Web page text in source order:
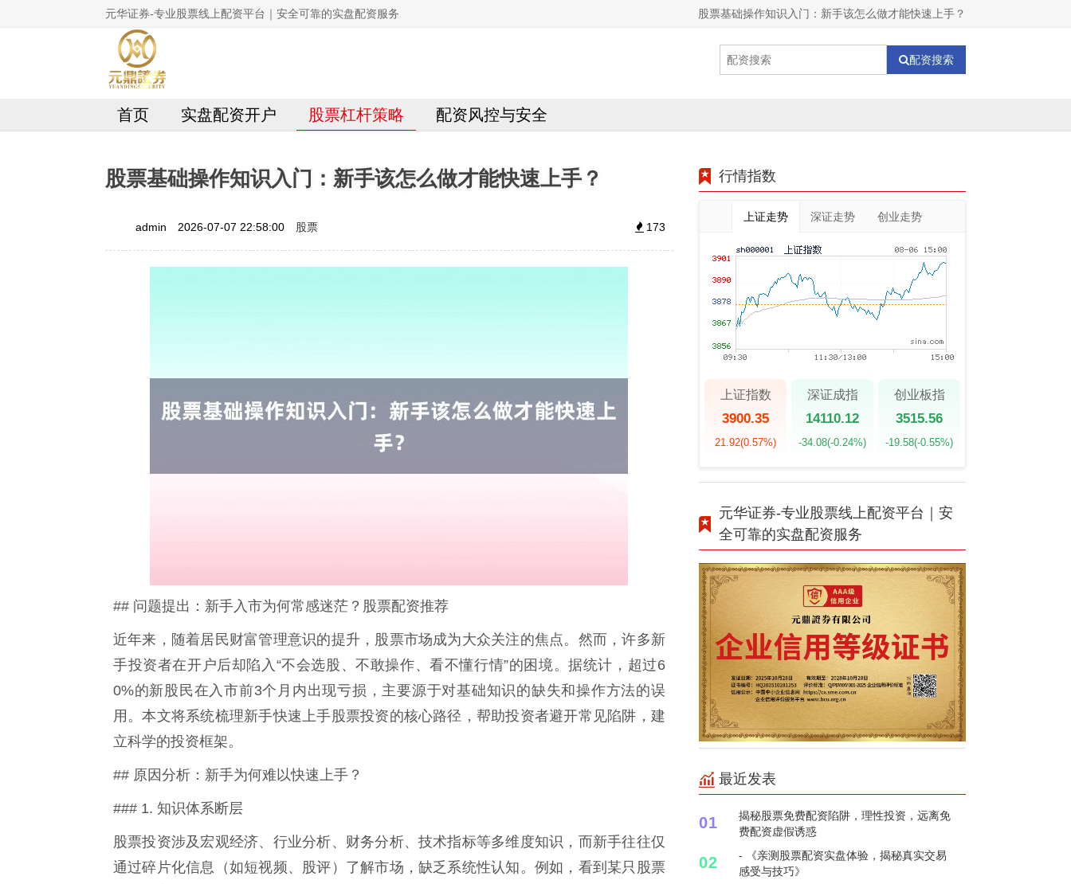
元华证券-专业股票线上配资平台｜安全可靠的实盘配资服务 股票基础操作知识入门：新手该怎么做才能快速上手？
配资搜索
首页 实盘配资开户 股票杠杆策略 配资风控与安全
股票基础操作知识入门：新手该怎么做才能快速上手？
admin 2026-07-07 22:58:00 股票 173
## 问题提出：新手入市为何常感迷茫？股票配资推荐
近年来，随着居民财富管理意识的提升，股票市场成为大众关注的焦点。然而，许多新
手投资者在开户后却陷入“不会选股、不敢操作、看不懂行情”的困境。据统计，超过6
0%的新股民在入市前3个月内出现亏损，主要源于对基础知识的缺失和操作方法的误
用。本文将系统梳理新手快速上手股票投资的核心路径，帮助投资者避开常见陷阱，建
立科学的投资框架。
## 原因分析：新手为何难以快速上手？
### 1. 知识体系断层
股票投资涉及宏观经济、行业分析、财务分析、技术指标等多维度知识，而新手往往仅
通过碎片化信息（如短视频、股评）了解市场，缺乏系统性认知。例如，看到某只股票
行情指数
上证走势 深证走势 创业走势
上证指数
3900.35
21.92(0.57%)
深证成指
14110.12
-34.08(-0.24%)
创业板指
3515.56
-19.58(-0.55%)
元华证券-专业股票线上配资平台｜安
全可靠的实盘配资服务
最近发表
01
揭秘股票免费配资陷阱，理性投资，远离免
费配资虚假诱惑
02
- 《亲测股票配资实盘体验，揭秘真实交易
感受与技巧》